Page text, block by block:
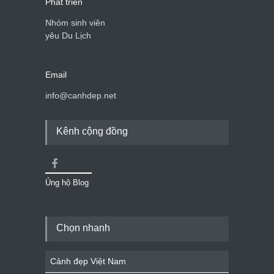
Nhóm sinh viên
yêu Du Lịch
Email
info@canhdep.net
Kênh cộng đồng
Ủng hộ Blog
Chọn nhanh
Cảnh đẹp Việt Nam